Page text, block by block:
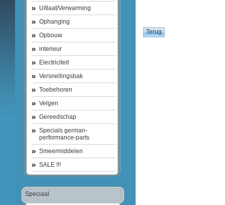
Uitlaat/Verwarming
Ophanging
Opbouw
interieur
Electriciteit
Versnellingsbak
Toebehoren
Velgen
Gereedschap
Specials german-
performance-parts
Smeermiddelen
SALE !!!
Speciaal